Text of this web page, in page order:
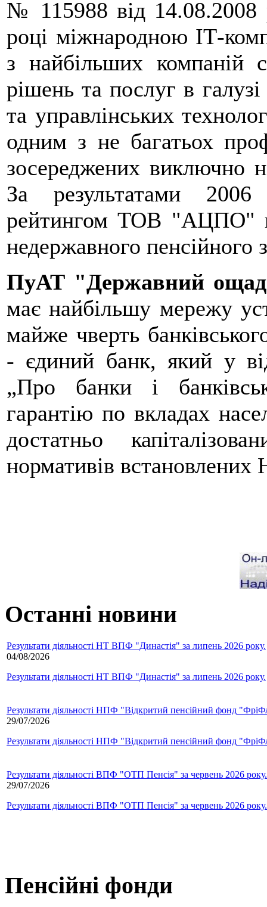
№ 115988 від 14.08.2008
році міжнародною ІТ-
з найбільших компаній
рішень та послуг в
та управлінських
одним з не багатьох
зосереджених виключно
За результатами
рейтингом ТОВ "АЦПО"
недержавного пенсійного
ПуАТ "Державний
має найбільшу мережу
майже чверть
- єдиний банк, який у
„Про банки і
гарантію по вкладах
достатньо
нормативів встановлених
Останні новини
Результати діяльності НТ ВПФ "Династія" за липень 2026 року.
04/08/2026
Результати діяльності НТ ВПФ "Династія" за липень 2026 року.
Результати діяльності НПФ "Відкритий пенсійний фонд
29/07/2026
Результати діяльності НПФ "Відкритий пенсійний фонд
Результати діяльності ВПФ "ОТП Пенсія" за червень 2026 року.
29/07/2026
Результати діяльності ВПФ "ОТП Пенсія" за червень 2026 року.
Пенсійні фонди